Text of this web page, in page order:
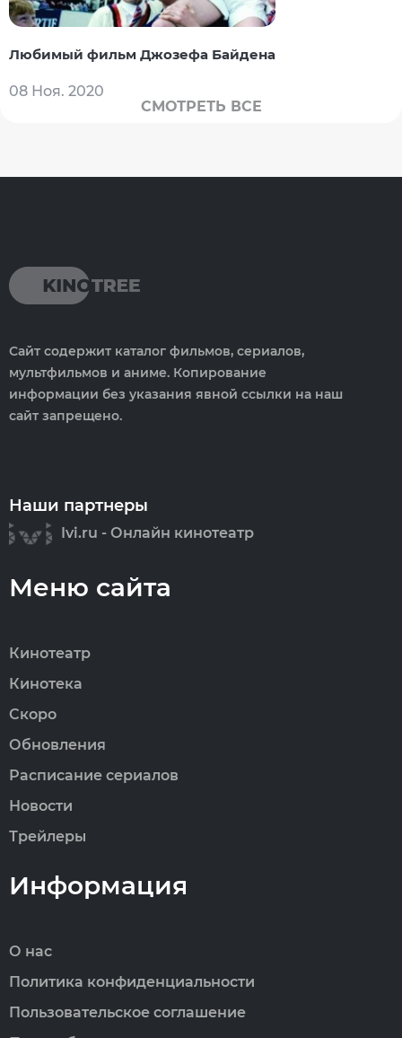
Любимый фильм Джозефа Байдена
08 Ноя. 2020
СМОТРЕТЬ ВСЕ
Сайт содержит каталог фильмов, сериалов,
мультфильмов и аниме. Копирование
информации без указания явной ссылки на наш
сайт запрещено.
Наши партнеры
Ivi.ru - Онлайн кинотеатр
Меню сайта
Кинотеатр
Кинотека
Скоро
Обновления
Расписание сериалов
Новости
Трейлеры
Информация
О нас
Политика конфиденциальности
Пользовательское соглашение